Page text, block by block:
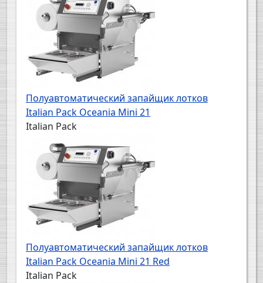
Полуавтоматический запайщик лотков
Italian Pack Oceania Mini 21
Italian Pack
Полуавтоматический запайщик лотков
Italian Pack Oceania Mini 21 Red
Italian Pack